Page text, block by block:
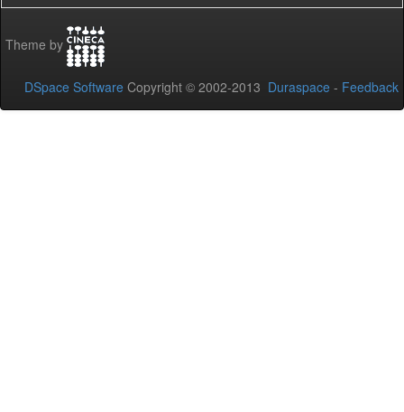
Theme by
DSpace Software Copyright © 2002-2013 Duraspace - Feedback